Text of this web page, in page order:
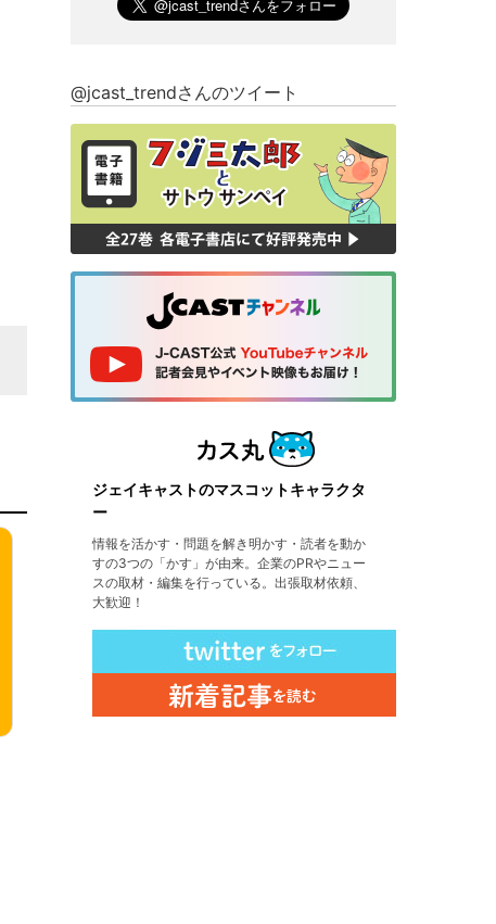
@jcast_trendさんのツイート
ジェイキャストのマスコットキャラクタ
ー
情報を活かす・問題を解き明かす・読者を動か
すの3つの「かす」が由来。企業のPRやニュー
スの取材・編集を行っている。出張取材依頼、
大歓迎！